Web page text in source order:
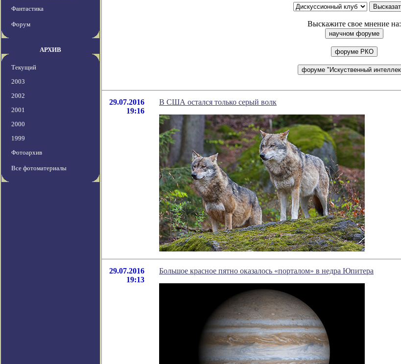
Фантастика
Форум
АРХИВ
Текущий
2003
2002
2001
2000
1999
Фотоархив
Все фотоматериалы
Выскажите свое мнение на:
29.07.2016
19:16
В США остался только серый волк
29.07.2016
19:13
Большое красное пятно оказалось «порталом» в недра Юпитера